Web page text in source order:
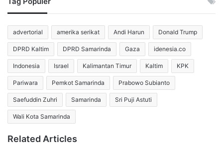
Lokasi ini ini pusat perbelanjaan dan hiburan bagi
Pembangunam Taman Hiburan Gelora dimulai sekitar
tahun 1967.
Konstruksi bangunan sebagian besar terbuat dari bahan
kayu.
Sayangnya, kemegahan THG tidak berlangsung lama.
advertorial amerika serikat Andi Harun Donald Trump
DPRD Kaltim DPRD Samarinda Gaza idenesia.co
Indonesia Israel Kalimantan Timur Kaltim KPK
Pariwara Pemkot Samarinda Prabowo Subianto
Saefuddin Zuhri Samarinda Sri Puji Astuti
Wali Kota Samarinda
Related Articles